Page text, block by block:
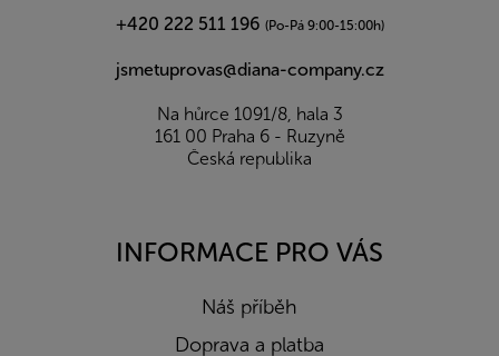
+420 222 511 196 (Po-Pá 9:00-15:00h)
jsmetuprovas@diana-company.cz
Na hůrce 1091/8, hala 3
161 00 Praha 6 - Ruzyně
Česká republika
INFORMACE PRO VÁS
Náš příběh
Doprava a platba